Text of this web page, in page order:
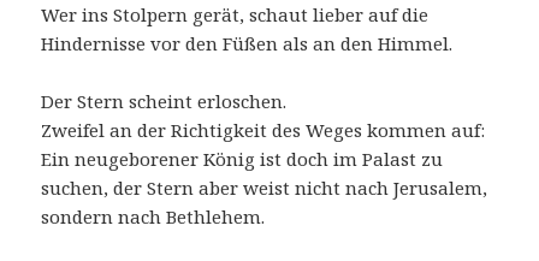
Wer ins Stolpern gerät, schaut lieber auf die
Hindernisse vor den Füßen als an den Himmel.
Der Stern scheint erloschen.
Zweifel an der Richtigkeit des Weges kommen auf:
Ein neugeborener König ist doch im Palast zu
suchen, der Stern aber weist nicht nach Jerusalem,
sondern nach Bethlehem.